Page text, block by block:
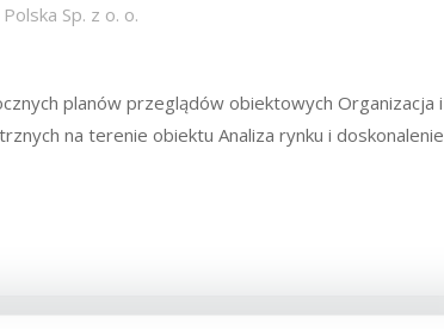
Sp. z o. o.
planów przeglądów obiektowych Organizacja i
na terenie obiektu Analiza rynku i doskonalenie